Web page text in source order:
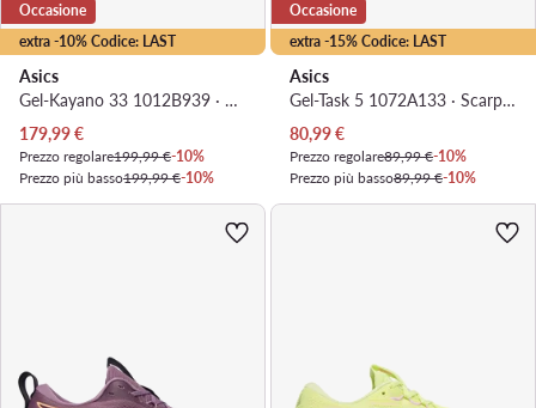
extra -10% Codice: LAST
Occasione
Asics
Gel-Kayano 33 1012B939 · Scarpe running
Prezzo attuale
179,99€
Prezzo regolare199,99 €-10%
Prezzo più basso199,99 €-10%
extra -15% Codice: LAST
Occasione
Asics
Gel-Task 5 1072A133 · Scarpe indoor
Prezzo attuale
80,99€
Prezzo regolare89,99 €-10%
Prezzo più basso89,99 €-10%